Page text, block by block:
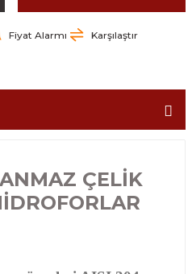
Fiyat Alarmı Karşılaştır
ÇELİK